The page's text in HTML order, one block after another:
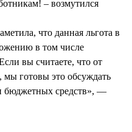
– возмутился
что данная льгота в
в том числе
вы считаете, что от
мы готовы это обсуждать
бюджетных средств», —